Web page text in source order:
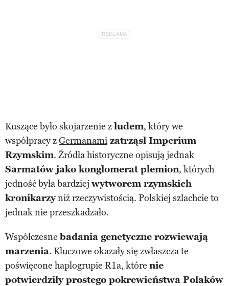
Kuszące było skojarzenie zludem, który we
współpracy zGermanami zatrząsł Imperium
Rzymskim. Źródła historyczne opisują jednak
Sarmatów jako konglomerat plemion, których
jedność była bardziej wytworem rzymskich
kronikarzyniż rzeczywistością. Polskiej szlachcie to
jednak nie przeszkadzało.
Współczesnebadania genetyczne rozwiewają
marzenia. Kluczowe okazały się zwłaszcza te
poświęcone haplogrupie R1a, które nie
potwierdziły prostego pokrewieństwa Polaków